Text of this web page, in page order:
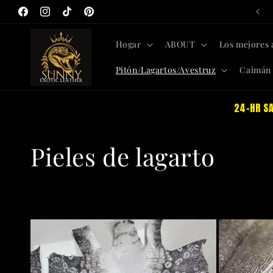
directamente
al contenido
FacebookInstagramTikTokPinterest
Finaliza pronto: Recortes GRATIS con todos los pedidos
Hogar ABOUT Los mejores
Pitón/Lagartos/Avestruz Caimán
24-HR
C
l
e
Pieles de lagarto